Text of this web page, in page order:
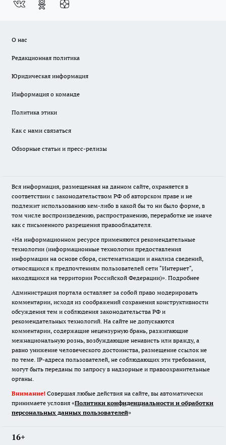
О нас
Редакционная политика
Юридическая информация
Информация о команде
Политика этики
Как с нами связаться
Обзорные статьи и пресс-релизы
Вся информация, размещенная на данном сайте, охраняется в
соответствии с законодательством РФ об авторском праве и не
подлежит использованию кем-либо в какой бы то ни было форме, в
том числе воспроизведению, распространению, переработке не иначе
как с письменного разрешения правообладателя.
«На информационном ресурсе применяются рекомендательные
технологии (информационные технологии предоставления
информации на основе сбора, систематизации и анализа сведений,
относящихся к предпочтениям пользователей сети "Интернет",
находящихся на территории Российской Федерации)». Подробнее
Администрация портала оставляет за собой право модерировать
комментарии, исходя из соображений сохранения конструктивности
обсуждения тем и соблюдения законодательства РФ и
рекомендательных технологий. На сайте не допускаются
комментарии, содержащие нецензурную брань, разжигающие
межнациональную рознь, возбуждающие ненависть или вражду, а
равно унижение человеческого достоинства, размещение ссылок не
по теме. IP-адреса пользователей, не соблюдающих эти требования,
могут быть переданы по запросу в надзорные и правоохранительные
органы.
Внимание! Совершая любые действия на сайте, вы автоматически
принимаете условия «Политики конфиденциальности и обработки
персональных данных пользователей»
16+